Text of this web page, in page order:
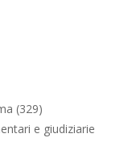
(329)
e giudiziarie